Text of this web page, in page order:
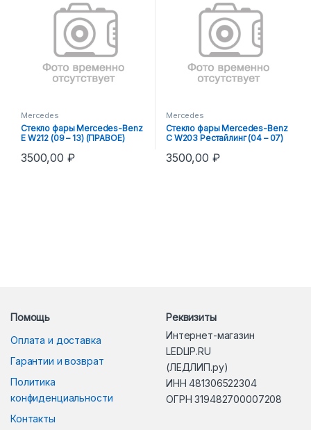
Mercedes
Стекло фары Mercedes-Benz
E W212 (09 – 13) (ПРАВОЕ)
3500,00 ₽
Mercedes
Стекло фары Mercedes-Benz
C W203 Рестайлинг (04 – 07)
3500,00 ₽
Помощь
Оплата и доставка
Гарантии и возврат
Политика
конфиденциальности
Контакты
Реквизиты
Интернет-магазин
LEDLIP.RU
(ЛЕДЛИП.ру)
ИНН 481306522304
ОГРН 319482700007208